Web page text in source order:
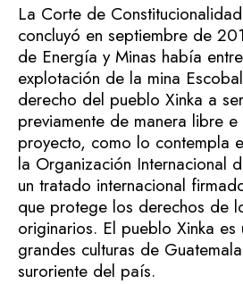
La Corte de
concluyó en septiembre de
de Energía y Minas había
explotación de la mina
derecho del pueblo Xinka a
previamente de manera libre
proyecto, como lo contempla
la Organización Internacional
un tratado internacional
que protege los derechos de
originarios. El pueblo Xinka
grandes culturas de
suroriente del país.